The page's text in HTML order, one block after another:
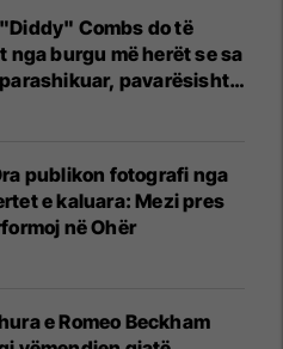
Combs do të
nga burgu më herët se sa
pavarësisht
së fundit
publikon fotografi nga
e kaluara: Mezi pres
në Ohër
e Romeo Beckham